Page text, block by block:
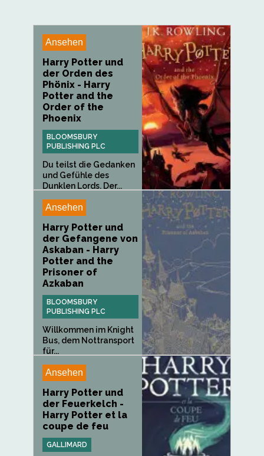
Ansehen
Harry Potter und
der Orden des
Phönix - Harry
Potter and the
Order of the
Phoenix
BLOOMSBURY
PUBLISHING PLC
Du teilst die Gedanken
und Gefühle des
Dunklen Lords. Der...
Ansehen
Harry Potter und
der Gefangene von
Askaban - Harry
Potter and the
Prisoner of
Azkaban
BLOOMSBURY
PUBLISHING PLC
Willkommen im Knight
Bus, dem Nottransport
für...
Ansehen
Harry Potter und
der Feuerkelch -
Harry Potter et la
coupe de feu
GALLIMARD